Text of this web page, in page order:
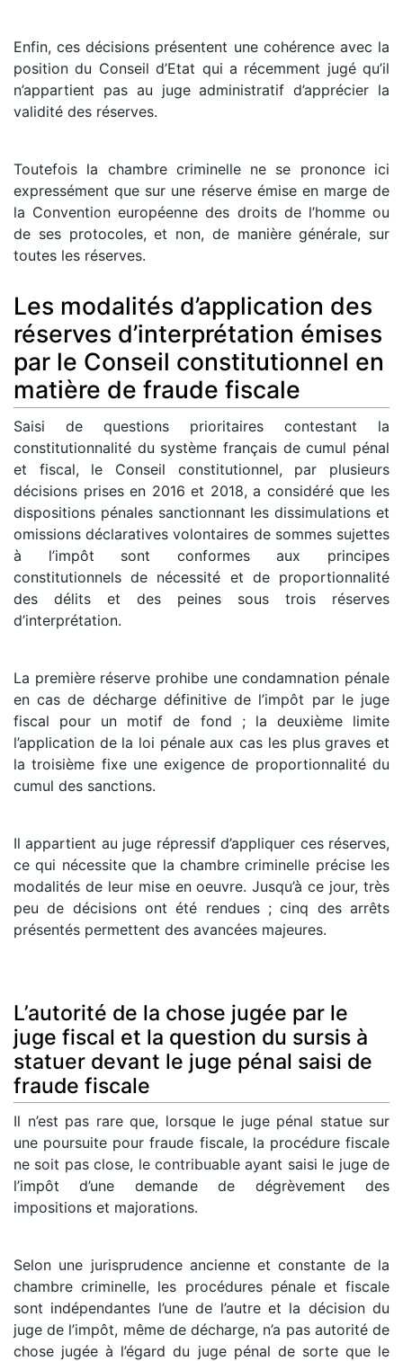
Enfin, ces décisions présentent une cohérence avec la
position du Conseil d’Etat qui a récemment jugé qu’il
n’appartient pas au juge administratif d’apprécier la
validité des réserves.
Toutefois la chambre criminelle ne se prononce ici
expressément que sur une réserve émise en marge de
la Convention européenne des droits de l’homme ou
de ses protocoles, et non, de manière générale, sur
toutes les réserves.
Les modalités d’application des
réserves d’interprétation émises
par le Conseil constitutionnel en
matière de fraude fiscale
Saisi de questions prioritaires contestant la
constitutionnalité du système français de cumul pénal
et fiscal, le Conseil constitutionnel, par plusieurs
décisions prises en 2016 et 2018, a considéré que les
dispositions pénales sanctionnant les dissimulations et
omissions déclaratives volontaires de sommes sujettes
à l’impôt sont conformes aux principes
constitutionnels de nécessité et de proportionnalité
des délits et des peines sous trois réserves
d’interprétation.
La première réserve prohibe une condamnation pénale
en cas de décharge définitive de l’impôt par le juge
fiscal pour un motif de fond ; la deuxième limite
l’application de la loi pénale aux cas les plus graves et
la troisième fixe une exigence de proportionnalité du
cumul des sanctions.
Il appartient au juge répressif d’appliquer ces réserves,
ce qui nécessite que la chambre criminelle précise les
modalités de leur mise en oeuvre. Jusqu’à ce jour, très
peu de décisions ont été rendues ; cinq des arrêts
présentés permettent des avancées majeures.
L’autorité de la chose jugée par le
juge fiscal et la question du sursis à
statuer devant le juge pénal saisi de
fraude fiscale
Il n’est pas rare que, lorsque le juge pénal statue sur
une poursuite pour fraude fiscale, la procédure fiscale
ne soit pas close, le contribuable ayant saisi le juge de
l’impôt d’une demande de dégrèvement des
impositions et majorations.
Selon une jurisprudence ancienne et constante de la
chambre criminelle, les procédures pénale et fiscale
sont indépendantes l’une de l’autre et la décision du
juge de l’impôt, même de décharge, n’a pas autorité de
chose jugée à l’égard du juge pénal de sorte que le